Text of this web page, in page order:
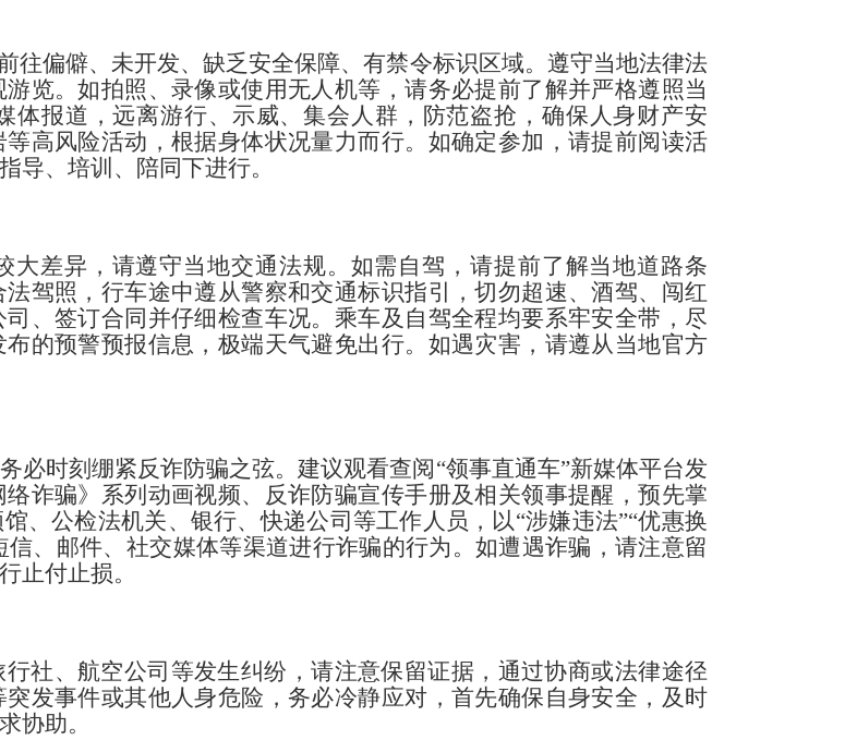
往偏僻、未开发、缺乏安全保障、有禁令标识区域。遵守当地法律法
览。如拍照、录像或使用无人机等，请务必提前了解并严格遵照当
体报道，远离游行、示威、集会人群，防范盗抢，确保人身财产安
高风险活动，根据身体状况量力而行。如确定参加，请提前阅读活
导、培训、陪同下进行。
大差异，请遵守当地交通法规。如需自驾，请提前了解当地道路条
驾照，行车途中遵从警察和交通标识指引，切勿超速、酒驾、闯红
、签订合同并仔细检查车况。乘车及自驾全程均要系牢安全带，尽
的预警预报信息，极端天气避免出行。如遇灾害，请遵从当地官方
必时刻绷紧反诈防骗之弦。建议观看查阅“领事直通车”新媒体平台发
诈骗》系列动画视频、反诈防骗宣传手册及相关领事提醒，预先掌
、公检法机关、银行、快递公司等工作人员，以“涉嫌违法”“优惠换
信、邮件、社交媒体等渠道进行诈骗的行为。如遭遇诈骗，请注意留
止付止损。
社、航空公司等发生纠纷，请注意保留证据，通过协商或法律途径
发事件或其他人身危险，务必冷静应对，首先确保自身安全，及时
协助。